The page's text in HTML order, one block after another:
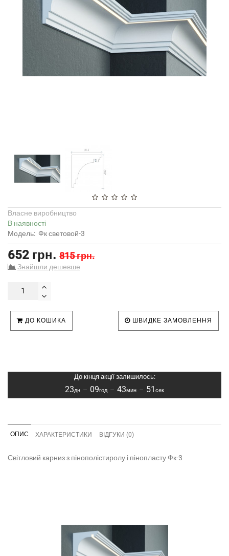
Власне виробництво
В наявності
Модель: Фк световой-3
652 грн. 815 грн.
Знайшли дешевше
ДО КОШИКА ШВИДКЕ ЗАМОВЛЕННЯ
До кінця акції залишилось:
23дн – 09год – 43мин – 50 сек
ОПИС ХАРАКТЕРИСТИКИ ВІДГУКИ (0)
Світловий карниз з пінополістиролу і пінопласту Фк-3